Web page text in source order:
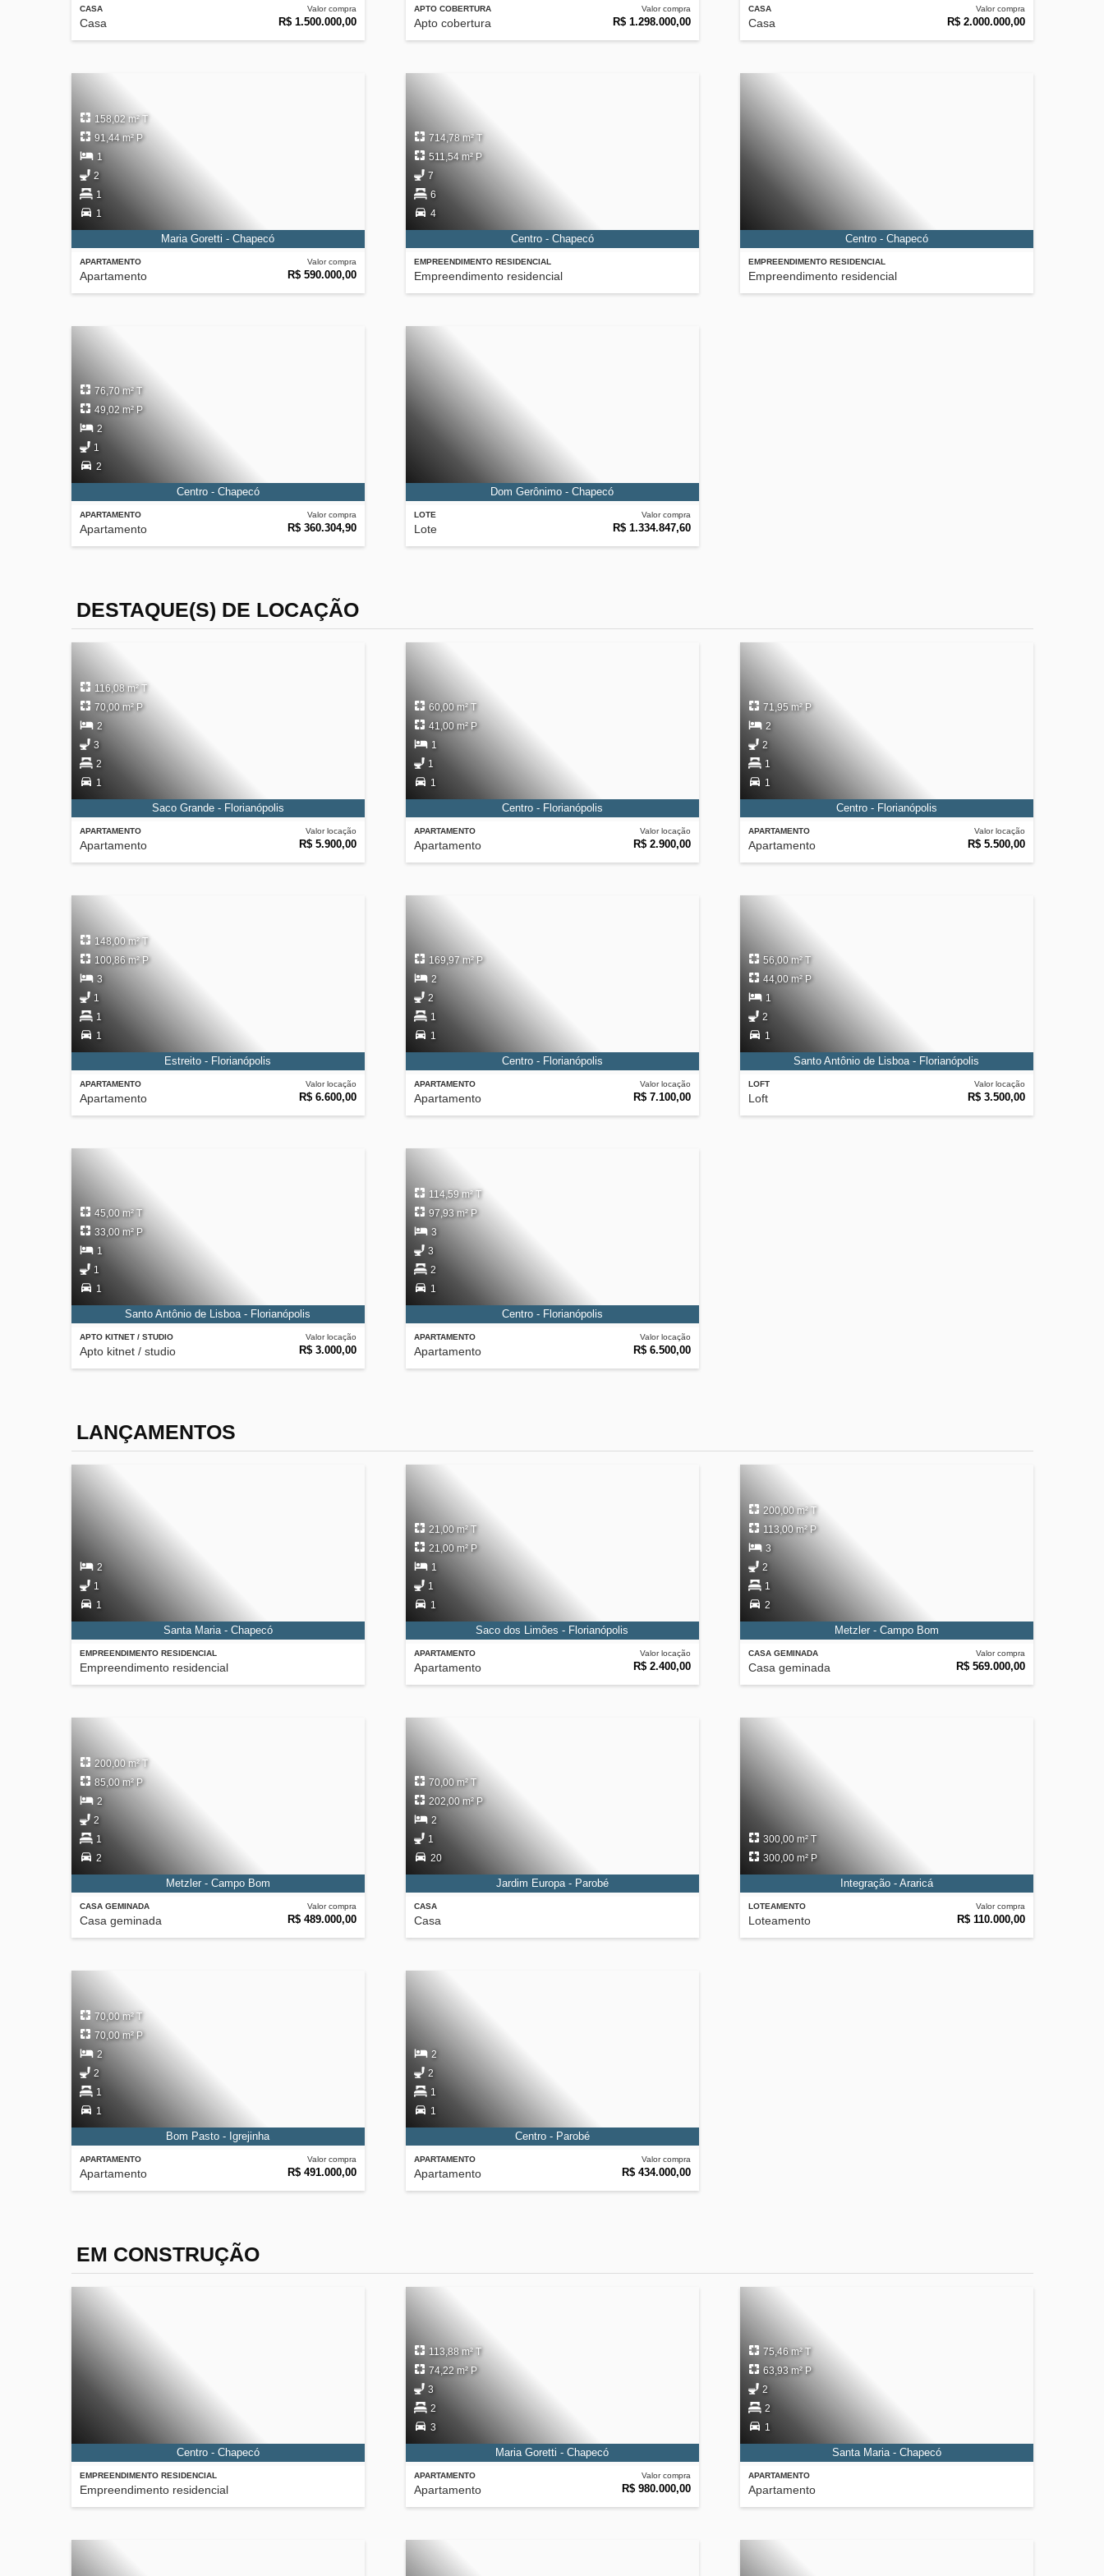
CASA
Casa
Valor compra
R$ 1.500.000,00
APTO COBERTURA
Apto cobertura
Valor compra
R$ 1.298.000,00
CASA
Casa
Valor compra
R$ 2.000.000,00
APARTAMENTO
Apartamento
Valor compra
R$ 590.000,00
158,02 m² T
91,44 m² P
1
2
1
1
Maria Goretti - Chapecó
EMPREENDIMENTO RESIDENCIAL
Empreendimento residencial
714,78 m² T
511,54 m² P
7
6
4
Centro - Chapecó
EMPREENDIMENTO RESIDENCIAL
Empreendimento residencial
Centro - Chapecó
APARTAMENTO
Apartamento
Valor compra
R$ 360.304,90
76,70 m² T
49,02 m² P
2
1
2
Centro - Chapecó
LOTE
Lote
Valor compra
R$ 1.334.847,60
Dom Gerônimo - Chapecó
DESTAQUE(S) DE LOCAÇÃO
APARTAMENTO
Apartamento
Valor locação
R$ 5.900,00
116,08 m² T
70,00 m² P
2
3
2
1
Saco Grande - Florianópolis
APARTAMENTO
Apartamento
Valor locação
R$ 2.900,00
60,00 m² T
41,00 m² P
1
1
1
Centro - Florianópolis
APARTAMENTO
Apartamento
Valor locação
R$ 5.500,00
71,95 m² P
2
2
1
1
Centro - Florianópolis
APARTAMENTO
Apartamento
Valor locação
R$ 6.600,00
148,00 m² T
100,86 m² P
3
1
1
1
Estreito - Florianópolis
APARTAMENTO
Apartamento
Valor locação
R$ 7.100,00
169,97 m² P
2
2
1
1
Centro - Florianópolis
LOFT
Loft
Valor locação
R$ 3.500,00
56,00 m² T
44,00 m² P
1
2
1
Santo Antônio de Lisboa - Florianópolis
APTO KITNET / STUDIO
Apto kitnet / studio
Valor locação
R$ 3.000,00
45,00 m² T
33,00 m² P
1
1
1
Santo Antônio de Lisboa - Florianópolis
APARTAMENTO
Apartamento
Valor locação
R$ 6.500,00
114,59 m² T
97,93 m² P
3
3
2
1
Centro - Florianópolis
LANÇAMENTOS
EMPREENDIMENTO RESIDENCIAL
Empreendimento residencial
2
1
1
Santa Maria - Chapecó
APARTAMENTO
Apartamento
Valor locação
R$ 2.400,00
21,00 m² T
21,00 m² P
1
1
1
Saco dos Limões - Florianópolis
CASA GEMINADA
Casa geminada
Valor compra
R$ 569.000,00
200,00 m² T
113,00 m² P
3
2
1
2
Metzler - Campo Bom
CASA GEMINADA
Casa geminada
Valor compra
R$ 489.000,00
200,00 m² T
85,00 m² P
2
2
1
2
Metzler - Campo Bom
CASA
Casa
70,00 m² T
202,00 m² P
2
1
20
Jardim Europa - Parobé
LOTEAMENTO
Loteamento
Valor compra
R$ 110.000,00
300,00 m² T
300,00 m² P
Integração - Araricá
APARTAMENTO
Apartamento
Valor compra
R$ 491.000,00
70,00 m² T
70,00 m² P
2
2
1
1
Bom Pasto - Igrejinha
APARTAMENTO
Apartamento
Valor compra
R$ 434.000,00
2
2
1
1
Centro - Parobé
EM CONSTRUÇÃO
EMPREENDIMENTO RESIDENCIAL
Empreendimento residencial
Centro - Chapecó
APARTAMENTO
Apartamento
Valor compra
R$ 980.000,00
113,88 m² T
74,22 m² P
3
2
3
Maria Goretti - Chapecó
APARTAMENTO
Apartamento
75,46 m² T
63,93 m² P
2
2
1
Santa Maria - Chapecó